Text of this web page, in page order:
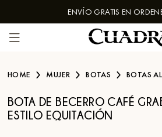
Skip to contentENVÍO GRATIS EN
HOME MUJER BOTAS BOTAS
BOTA DE BECERRO CAFÉ
ESTILO EQUITACIÓN